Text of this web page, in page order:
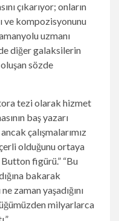
çıkarıyor; onların
ve kompozisyonunu
uzmanı
diğer galaksilerin
sözde
tezi olarak hizmet
baş yazarı
çalışmalarımız
olduğunu ortaya
figürü.” “Bu
bakarak
zaman yaşadığını
milyarlarca